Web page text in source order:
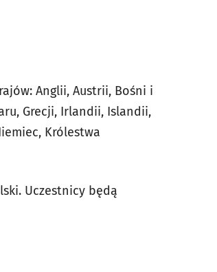
Anglii, Austrii, Bośni i
Grecji, Irlandii, Islandii,
Królestwa
Uczestnicy będą